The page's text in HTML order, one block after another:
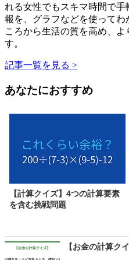
れる女性でもスキマ時間で
報を、グラフなどを使って
ころから生活の質を高め、
す。
記事一覧を見る >
あなたにおすすめ
【計算クイズ】4つの計算要素
を含む挑戦問題
【お金の計算ク